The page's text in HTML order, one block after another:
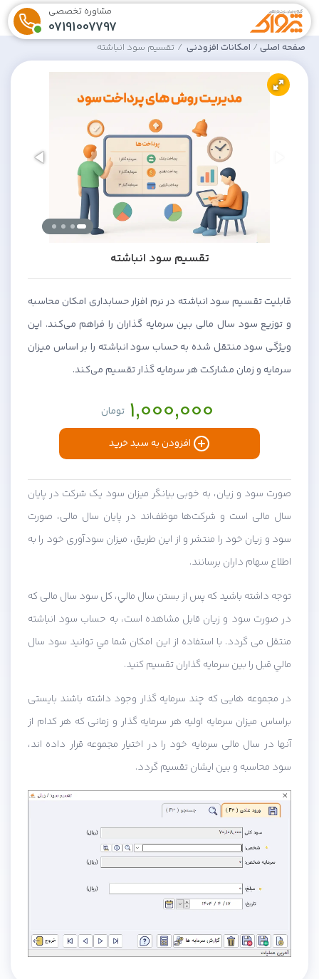
مشاوره تخصصی
07191007797
صفحه اصلی امکانات افزودنی تقسیم سود انباشته
تقسیم سود انباشته
قابلیت تقسیم سود انباشته در نرم افزار حسابداری امکان محاسبه
و توزیع سود سال مالی بین سرمایه گذاران را فراهم می‌کند. این
ویژگی سود منتقل شده به حساب سود انباشته را بر اساس میزان
سرمایه و زمان مشارکت هر سرمایه گذار تقسیم می‌کند.
تومان
صورت سود و زیان، به خوبی بیانگر میزان سود یک شرکت در پایان
سال مالی است و شرکت‌ها موظف‌اند در پایان سال مالی، صورت
سود و زیان خود را منتشر و از این طریق، میزان سودآوری خود را به
اطلاع سهام داران برسانند.
توجه داشته باشید که پس از بستن سال مالي، کل سود سال مالی که
در صورت سود و زیان قابل مشاهده است، به حساب سود انباشته
منتقل می گردد. با استفاده از اين امكان شما مي توانيد سود سال
مالي قبل را بين سرمايه گذاران تقسيم كنيد.
در مجموعه هایی که چند سرمایه گذار وجود داشته باشند بایستی
براساس میزان سرمایه اولیه هر سرمایه گذار و زمانی که هر کدام از
آنها در سال مالی سرمایه خود را در اختیار مجموعه قرار داده اند،
سود محاسبه و بین ایشان تقسیم گردد.